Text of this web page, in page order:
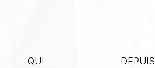
QUI
DEPUIS